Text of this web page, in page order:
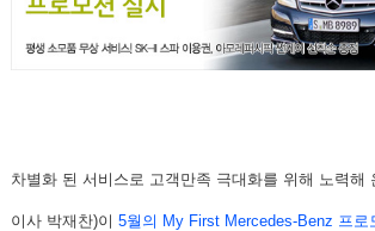
차별화 된 서비스로 고객만족 극대화를 위해 노력해
이사 박재찬)이 5월의 My First Mercedes-Benz 프로